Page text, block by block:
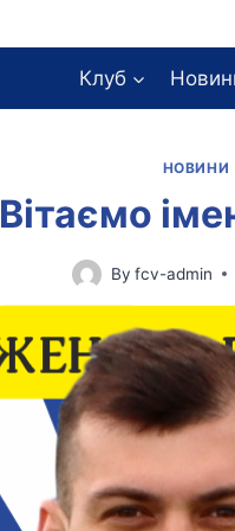
Клуб
НОВИНИ
Вітаємо
By fcv-admin